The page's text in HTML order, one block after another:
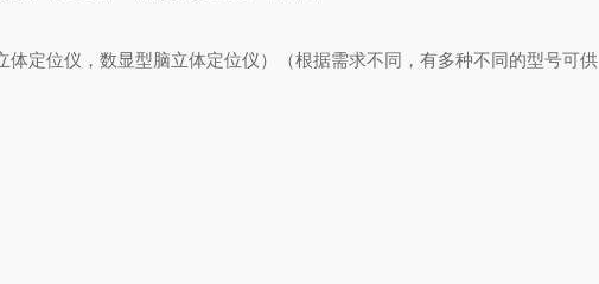
定位仪，数显型脑立体定位仪）（根据需求不同，有多种不同的型号可供